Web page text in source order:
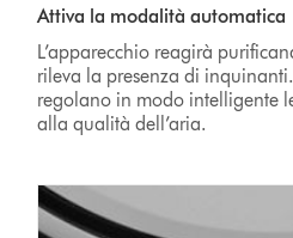
Attiva la modalità automatica
L’apparecchio reagirà
rileva la presenza di
regolano in modo intelligente
alla qualità dell’aria.